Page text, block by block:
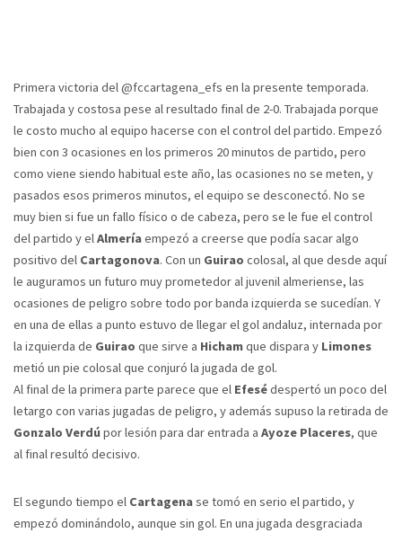
Primera victoria del @fccartagena_efs en la presente temporada.
Trabajada y costosa pese al resultado final de 2-0. Trabajada porque
le costo mucho al equipo hacerse con el control del partido. Empezó
bien con 3 ocasiones en los primeros 20 minutos de partido, pero
como viene siendo habitual este año, las ocasiones no se meten, y
pasados esos primeros minutos, el equipo se desconectó. No se
muy bien si fue un fallo físico o de cabeza, pero se le fue el control
del partido y elAlmeríaempezó a creerse que podía sacar algo
positivo del Cartagonova. Con un Guirao colosal, al que desde aquí
le auguramos un futuro muy prometedor al juvenil almeriense, las
ocasiones de peligro sobre todo por banda izquierda se sucedían. Y
en una de ellas a punto estuvo de llegar el gol andaluz, internada por
la izquierda de Guirao que sirve a Hichamque dispara y Limones
metió un pie colosal que conjuró la jugada de gol.
Al final de la primera parte parece que el Efesédespertó un poco del
letargo con varias jugadas de peligro, y además supuso la retirada de
Gonzalo Verdúpor lesión para dar entrada a Ayoze Placeres, que
al final resultó decisivo.
El segundo tiempo el Cartagenase tomó en serio el partido, y
empezó dominándolo, aunque sin gol. En una jugada desgraciada